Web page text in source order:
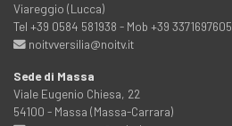
Viareggio (Lucca)
Tel +39 0584 581938 - Mob +39 3371697605
noitvversilia@noitv.it
Sede di Massa
Viale Eugenio Chiesa, 22
54100 - Massa (Massa-Carrara)